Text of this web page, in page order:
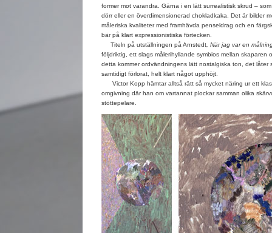
former mot varandra. Gärna i en lätt surrealistisk skrud –
dörr eller en överdimensionerad chokladkaka. Det är bilder
måleriska kvaliteter med framhävda penseldrag och en
bär på klart expressionistiska förtecken.
Titeln på utställningen på Arnstedt , När jag var en
följdriktig, ett slags målerihyllande symbios mellan skaparen
detta kommer ordvändningens lätt nostalgiska ton, det låter
samtidigt förlorat, helt klart något upphöjt.
Victor Kopp hämtar alltså rätt så mycket näring ur ett
omgivning där han om vartannat plockar samman olika
stöttepelare.